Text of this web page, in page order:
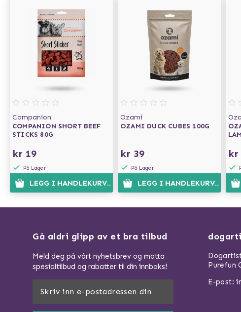
Companion
COMPANION SHORT BEEF
STICKS 80G
kr 19
På Lager
LEGG I HANDLEKURVEN
Ozami
OZAMI DUCK CUBES 100G
kr 39
På Lager
LEGG I HANDLEKURVEN
kr
Gå aldri glipp av et bra tilbud
Meld deg på vårt nyhetsbrev og motta
spesialtilbud og rabatter til din innboks!
Purefun
E-post: